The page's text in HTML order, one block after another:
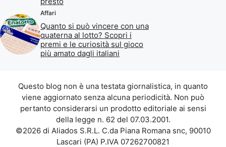
Affari
Quanto si può vincere con una
quaterna al lotto? Scopri i
premi e le curiosità sul gioco
più amato dagli italiani
Questo blog non è una testata giornalistica, in quanto
viene aggiornato senza alcuna periodicità. Non può
pertanto considerarsi un prodotto editoriale ai sensi
della legge n. 62 del 07.03.2001.
©2026 di Aliados S.R.L. C.da Piana Romana snc, 90010
Lascari (PA) P.IVA 07262700821